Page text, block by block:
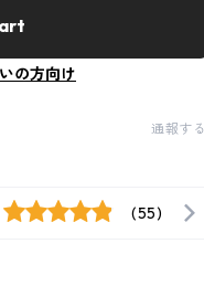
の方向け
通報する
(55)